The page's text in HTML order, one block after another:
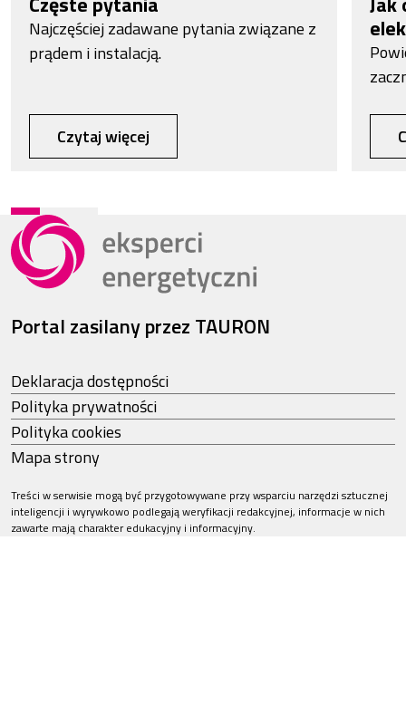
Najczęściej zadawane pytania związane z
prądem i instalacją.
Czytaj więcej
Portal zasilany przez TAURON
Deklaracja dostępności
Polityka prywatności
Polityka cookies
Mapa strony
Treści w serwisie mogą być przygotowywane przy wsparciu narzędzi sztucznej
inteligencji i wyrywkowo podlegają weryfikacji redakcyjnej, informacje w nich
zawarte mają charakter edukacyjny i informacyjny.